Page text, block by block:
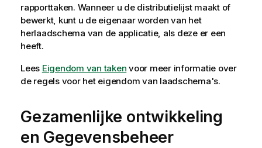
rapporttaken. Wanneer u de distributielijst maakt of
bewerkt, kunt u de eigenaar worden van het
herlaadschema van de applicatie, als deze er een
heeft.
Lees Eigendom van taken voor meer informatie over
de regels voor het eigendom van laadschema's.
Gezamenlijke ontwikkeling
en Gegevensbeheer